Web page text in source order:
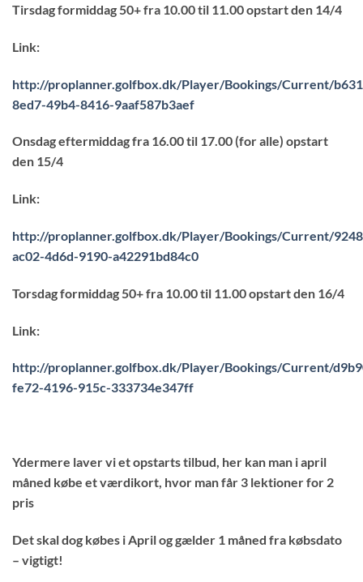
Tirsdag formiddag 50+ fra 10.00 til 11.00 opstart den 14/4
Link:
http://proplanner.golfbox.dk/Player/Bookings/Current/
8ed7-49b4-8416-9aaf587b3aef
Onsdag eftermiddag fra 16.00 til 17.00 (for alle) opstart
den 15/4
Link:
http://proplanner.golfbox.dk/Player/Bookings/Current/
ac02-4d6d-9190-a42291bd84c0
Torsdag formiddag 50+ fra 10.00 til 11.00 opstart den 16/4
Link:
http://proplanner.golfbox.dk/Player/Bookings/Current/
fe72-4196-915c-333734e347ff
Ydermere laver vi et opstarts tilbud, her kan man i april
måned købe et værdikort, hvor man får 3 lektioner for 2
pris
Det skal dog købes i April og gælder 1 måned fra købsdato
– vigtigt!